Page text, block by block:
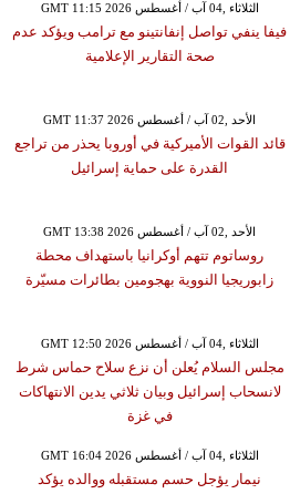
GMT 11:15 2026 الثلاثاء ,04 آب / أغسطس
فيفا ينفي تواصل إنفانتينو مع ترامب ويؤكد عدم
صحة التقارير الإعلامية
GMT 11:37 2026 الأحد ,02 آب / أغسطس
قائد القوات الأميركية في أوروبا يحذر من تراجع
القدرة على حماية إسرائيل
GMT 13:38 2026 الأحد ,02 آب / أغسطس
روساتوم تتهم أوكرانيا باستهداف محطة
زابوريجيا النووية بهجومين بطائرات مسيّرة
GMT 12:50 2026 الثلاثاء ,04 آب / أغسطس
مجلس السلام يُعلن أن نزع سلاح حماس شرط
لانسحاب إسرائيل وبيان ثلاثي يدين الانتهاكات
في غزة
GMT 16:04 2026 الثلاثاء ,04 آب / أغسطس
نيمار يؤجل حسم مستقبله ووالده يؤكد